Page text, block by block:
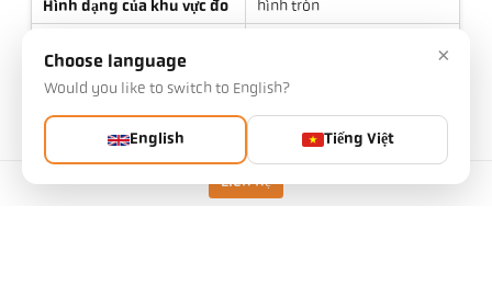
Liên hệ
Hình dạng của khu vực đo
hình tròn
Thấu kính
Tùy chọn thiết bị ngắm
Thông qua thấu kính
×
Choose language
Would you like to switch to English?
English Tiếng Việt